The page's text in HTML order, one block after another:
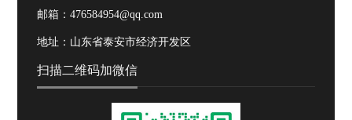
邮箱：476584954@qq.com
地址：山东省泰安市经济开发区
扫描二维码加微信